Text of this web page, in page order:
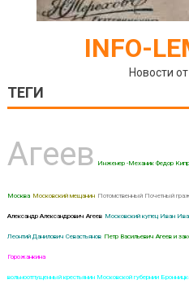
INFO-
Новости
ТЕГИ
Агеев Инженер -Механик Федор
Москва Московский мещанин Потомственный Почетный
Александр Александрович Агеев Московский купец Иван
Леонтий Данилович Севастьянов Петр Васильевич Агеев и
Горожанкина
вольноотпущенный крестьянин Московской губернии